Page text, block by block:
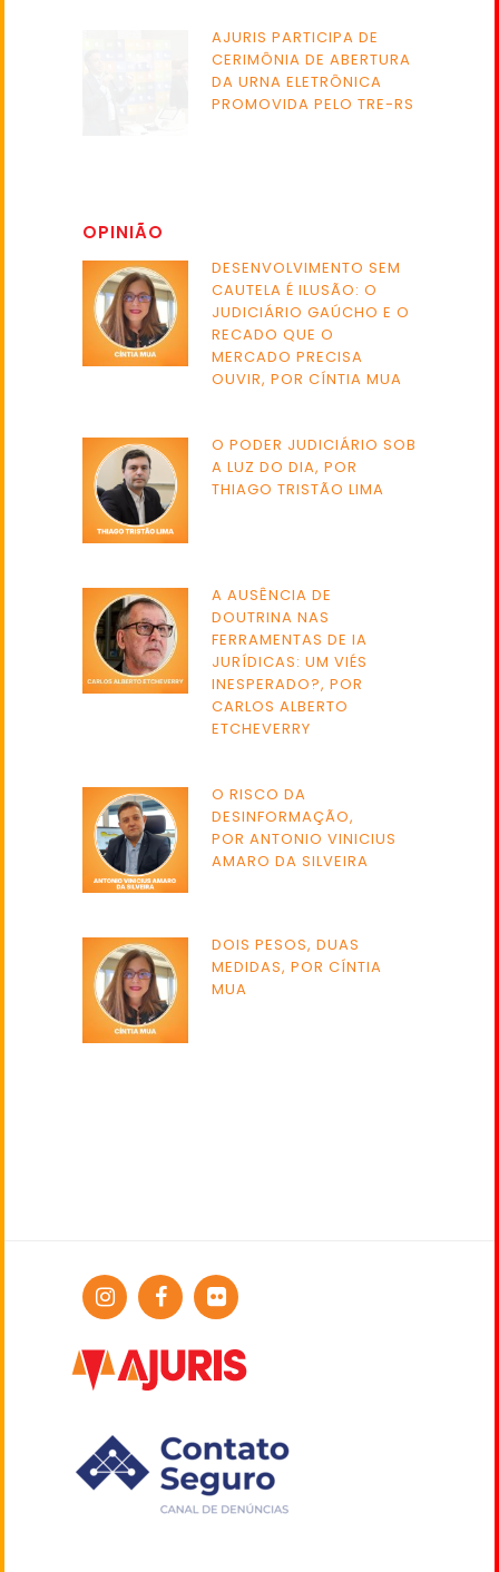
AJURIS PARTICIPA DE
CERIMÔNIA DE ABERTURA
DA URNA ELETRÔNICA
PROMOVIDA PELO TRE-RS
OPINIÃO
DESENVOLVIMENTO SEM
CAUTELA É ILUSÃO: O
JUDICIÁRIO GAÚCHO E O
RECADO QUE O
MERCADO PRECISA
OUVIR, POR CÍNTIA MUA
O PODER JUDICIÁRIO SOB
A LUZ DO DIA, POR
THIAGO TRISTÃO LIMA
A AUSÊNCIA DE
DOUTRINA NAS
FERRAMENTAS DE IA
JURÍDICAS: UM VIÉS
INESPERADO?, POR
CARLOS ALBERTO
ETCHEVERRY
O RISCO DA
DESINFORMAÇÃO,
POR ANTONIO VINICIUS
AMARO DA SILVEIRA
DOIS PESOS, DUAS
MEDIDAS, POR CÍNTIA
MUA